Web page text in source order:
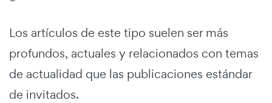
Los artículos de este tipo suelen ser más
profundos, actuales y relacionados con temas
de actualidad que las publicaciones estándar
de invitados.